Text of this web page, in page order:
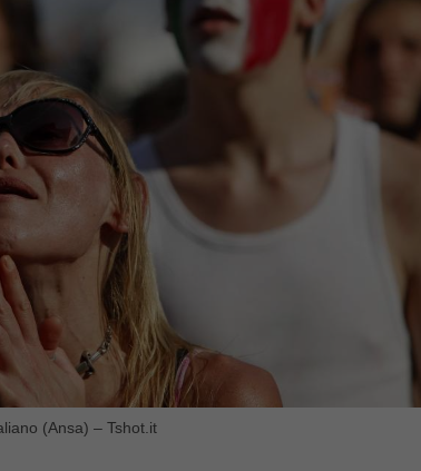
(Ansa) – Tshot.it